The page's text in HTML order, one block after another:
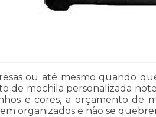
ou até mesmo quando
de mochila personalizada
e cores, a orçamento de
organizados e não se